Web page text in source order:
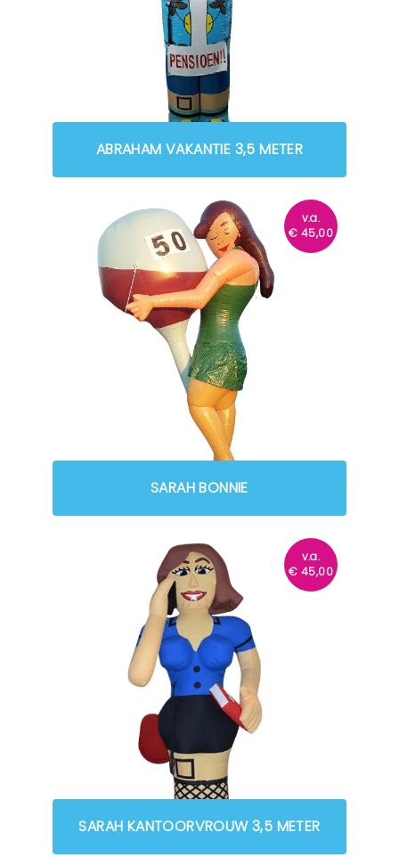
ABRAHAM VAKANTIE 3,5 METER
SARAH BONNIE
v.a.
€ 45,00
SARAH KANTOORVROUW 3,5 METER
v.a.
€ 45,00